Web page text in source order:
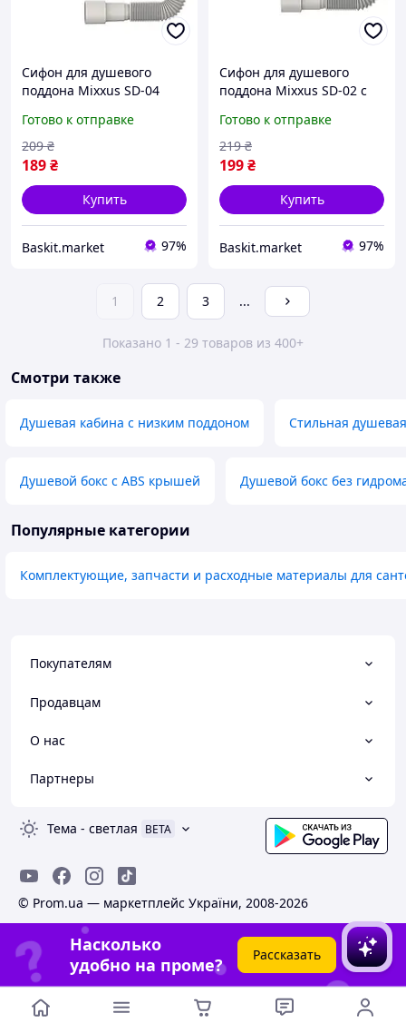
Сифон для душевого
поддона Mixxus SD-04
нержавеющим выпуском
Готово к отправке
189₴
209 ₴
Купить
Baskit.market 97%
Сифон для душевого
поддона Mixxus SD-02 с
Готово к отправке
199₴
219 ₴
Купить
Baskit.market 97%
1 2 3 ...
Показано 1 - 29 товаров из 400+
Смотри также
Душевая кабина с низким поддоном Стильная
Душевой бокс с ABS крышей Душевой бокс без
Популярные категории
Комплектующие, запчасти и расходные материалы для
Покупателям
Продавцам
О нас
Партнеры
Тема - светлая BETA
© Prom.ua — маркетплейс України, 2008-2026
Насколько
удобно на проме?
Рассказать